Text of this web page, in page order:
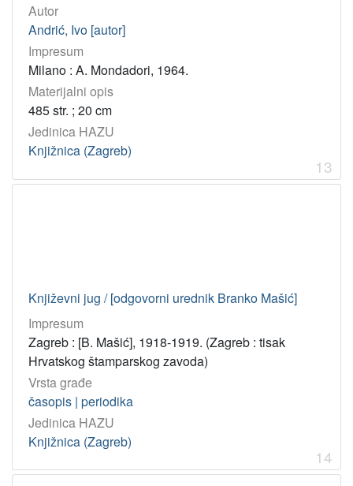
Autor
Andrić, Ivo [autor]
Impresum
Milano : A. Mondadori, 1964.
Materijalni opis
485 str. ; 20 cm
Jedinica HAZU
Knjižnica (Zagreb)
13
Književni jug / [odgovorni urednik Branko Mašić]
Impresum
Zagreb : [B. Mašić], 1918-1919. (Zagreb : tisak
Hrvatskog štamparskog zavoda)
Vrsta građe
časopis | periodika
Jedinica HAZU
Knjižnica (Zagreb)
14